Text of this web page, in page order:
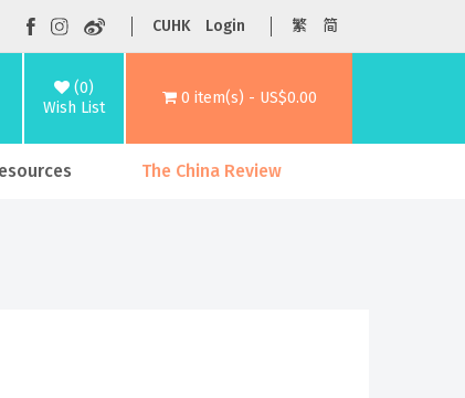
CUHK Login 繁 简
(0)
Wish List
0 item(s) - US$0.00
The China Review